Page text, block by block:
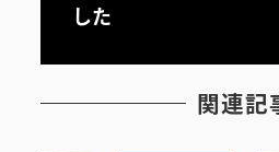
した
関連記